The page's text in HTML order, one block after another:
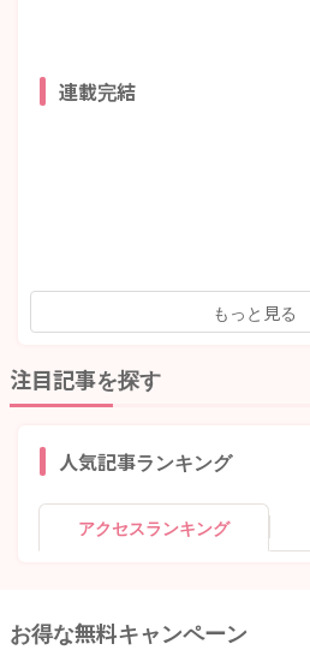
連載完結
もっと見る
注目記事を探す
人気記事ランキング
アクセスランキング
お得な無料キャンペーン